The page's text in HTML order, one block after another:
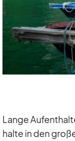
Lange
halte in den